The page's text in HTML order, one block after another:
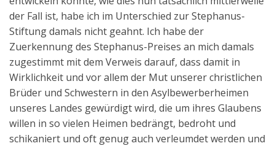
der Fall ist, habe ich im Unterschied zur Stephanus-
Stiftung damals nicht geahnt. Ich habe der
Zuerkennung des Stephanus-Preises an mich damals
zugestimmt mit dem Verweis darauf, dass damit in
Wirklichkeit und vor allem der Mut unserer christlichen
Brüder und Schwestern in den Asylbewerberheimen
unseres Landes gewürdigt wird, die um ihres Glaubens
willen in so vielen Heimen bedrängt, bedroht und
schikaniert und oft genug auch verleumdet werden und